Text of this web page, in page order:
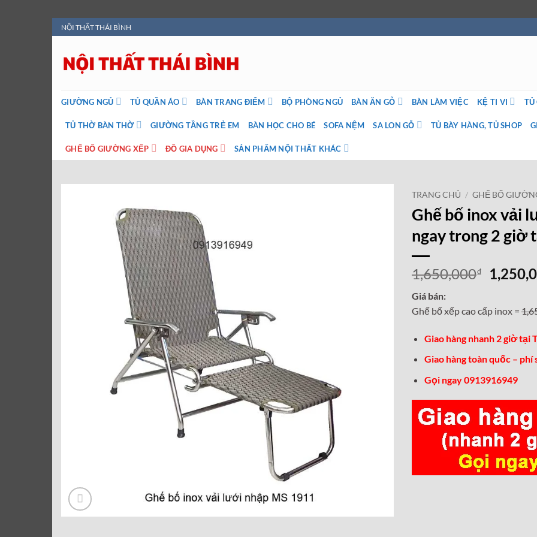
Bỏ
qua
nội
dung
NỘI THẤT THÁI BÌNH
GIƯỜNG NGỦ TỦ QUẦN ÁO BÀN TRANG ĐIỂM BỘ PHÒNG NGỦ BÀN ĂN GỖ BÀN LÀM VIỆC KỆ TI VI TỦ
TỦ THỜ BÀN THỜ GIƯỜNG TẦNG TRẺ EM BÀN HỌC CHO BÉ SOFA NỆM SA LON GỖ TỦ BÀY HÀNG, TỦ SHOP
GHẾ BỐ GIƯỜNG XẾP ĐỒ GIA DỤNG SẢN PHẨM NỘI THẤT KHÁC
TRANG CHỦ / GHẾ BỐ
Ghế bố inox vải
ngay trong 2 giờ
1,650,000₫
Giá
gốc
Giá bán:
Ghế bố xếp cao cấp inox =
Giao hàng nhanh 2 giờ tại
Giao hàng toàn quốc –
Gọi ngay 0913916949